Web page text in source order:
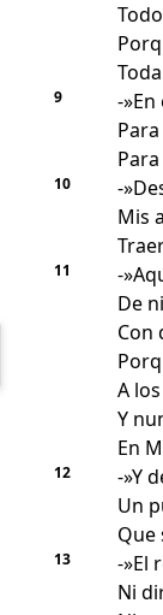
9 -
10
-
Mis
11
-
De
Con
A
Y
En
12
-»Y
Un
Que
13 -»El
Ni